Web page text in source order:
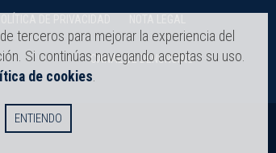
CANAL DE DENUNCIAS
terceros para mejorar la experiencia del
Si continúas navegando aceptas su uso.
de cookies
ENTIENDO